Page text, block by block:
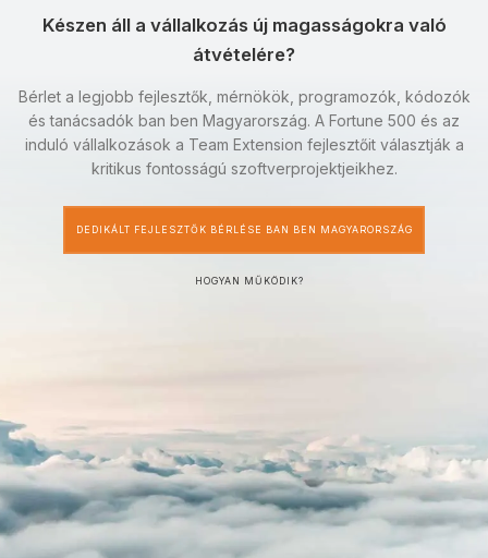
Készen áll a vállalkozás új magasságokra való
átvételére?
Bérlet a legjobb fejlesztők, mérnökök, programozók, kódozók
és tanácsadók ban ben Magyarország. A Fortune 500 és az
induló vállalkozások a Team Extension fejlesztőit választják a
kritikus fontosságú szoftverprojektjeikhez.
DEDIKÁLT FEJLESZTŐK BÉRLÉSE BAN BEN MAGYARORSZÁG
HOGYAN MŰKÖDIK?